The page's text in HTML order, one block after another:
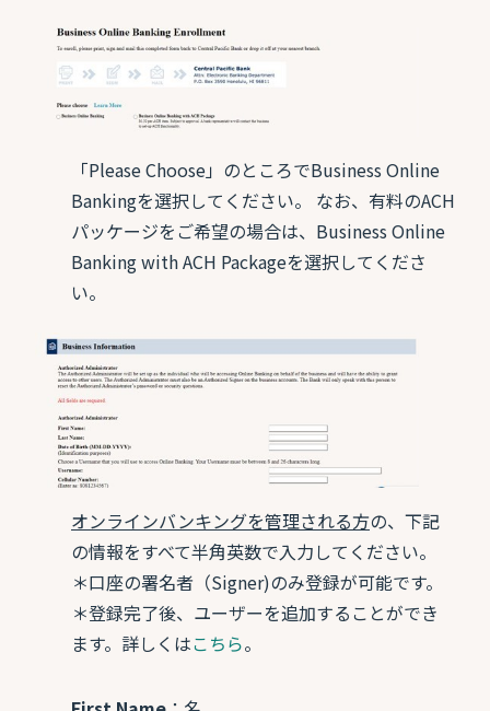
「Please Choose」のところでBusiness Online
Bankingを選択してください。 なお、有料のACH
パッケージをご希望の場合は、Business Online
Banking with ACH Packageを選択してくださ
い。
オンラインバンキングを管理される方の、下記
の情報をすべて半角英数で入力してください。
＊口座の署名者（Signer)のみ登録が可能です。
＊登録完了後、ユーザーを追加することができ
ます。詳しくはこちら。